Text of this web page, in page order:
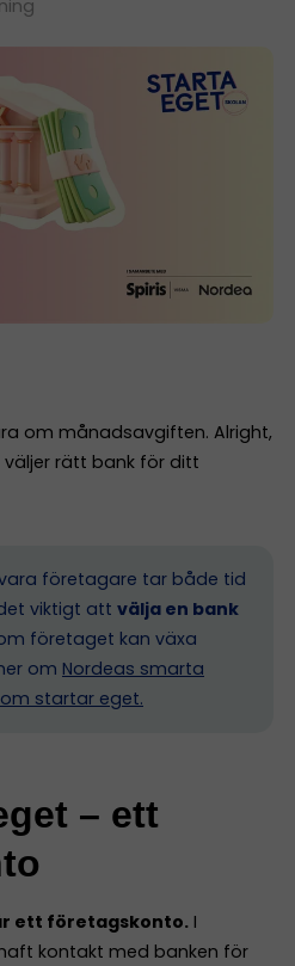
om månadsavgiften. Alright,
rätt bank för ditt
företagare tar både tid
viktigt att välja en bank
företaget kan växa
om Nordeas smarta
startar eget.
– ett
ett företagskonto. I
kontakt med banken för